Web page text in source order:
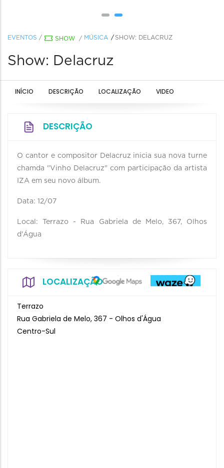
EVENTOS / SHOW / MÚSICA SHOW: DELACRUZ
Show: Delacruz
INÍCIO DESCRIÇÃO LOCALIZAÇÃO VIDEO
DESCRIÇÃO
O cantor e compositor Delacruz inicia sua nova turne
chamda "Vinho Delacruz" com participação da artista
IZA em seu novo álbum.
Data: 12/07
Local: Terrazo - Rua Gabriela de Melo, 367, Olhos
d'Água
LOCALIZAÇÃO
Terrazo
Rua Gabriela de Melo, 367 - Olhos d'Água
Centro-Sul